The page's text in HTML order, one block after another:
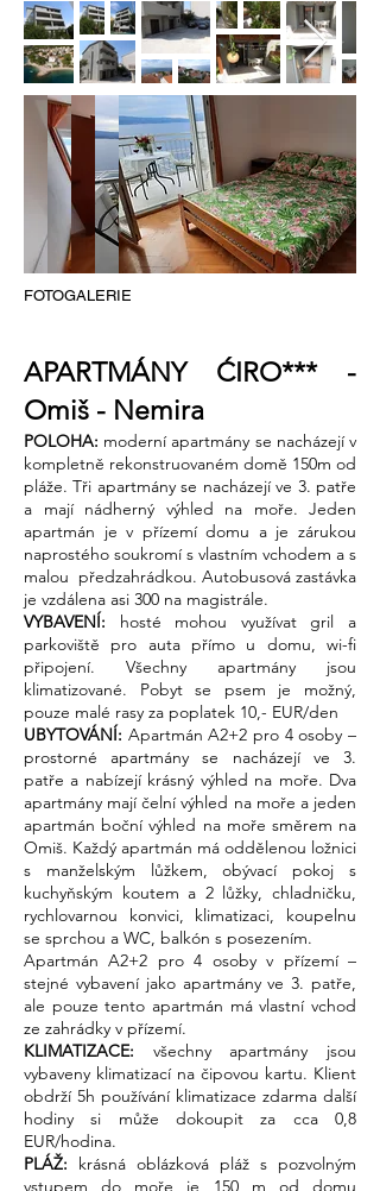
FOTOGALERIE
APARTMÁNY ĆIRO*** -
Omiš - Nemira ​
POLOHA: moderní apartmány se nacházejí v
kompletně rekonstruovaném domě 150m od
pláže. Tři apartmány se nacházejí ve 3. patře
a mají nádherný výhled na moře. Jeden
apartmán je v přízemí domu a je zárukou
naprostého soukromí s vlastním vchodem a s
malou předzahrádkou. Autobusová zastávka
je vzdálena asi 300 na magistrále.
VYBAVENÍ: hosté mohou využívat gril a
parkoviště pro auta přímo u domu, wi-fi
připojení. Všechny apartmány jsou
klimatizované. Pobyt se psem je možný,
pouze malé rasy za poplatek 10,- EUR/den
UBYTOVÁNÍ: Apartmán A2+2 pro 4 osoby –
prostorné apartmány se nacházejí ve 3.
patře a nabízejí krásný výhled na moře. Dva
apartmány mají čelní výhled na moře a jeden
apartmán boční výhled na moře směrem na
Omiš. Každý apartmán má oddělenou ložnici
s manželským lůžkem, obývací pokoj s
kuchyňským koutem a 2 lůžky, chladničku,
rychlovarnou konvici, klimatizaci, koupelnu
se sprchou a WC, balkón s posezením.
Apartmán A2+2 pro 4 osoby v přízemí –
stejné vybavení jako apartmány ve 3. patře,
ale pouze tento apartmán má vlastní vchod
ze zahrádky v přízemí.
KLIMATIZACE: všechny apartmány jsou
vybaveny klimatizací na čipovou kartu. Klient
obdrží 5h používání klimatizace zdarma další
hodiny si může dokoupit za cca 0,8
EUR/hodina.
PLÁŽ: krásná oblázková pláž s pozvolným
vstupem do moře je 150 m od domu